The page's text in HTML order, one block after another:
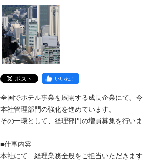
ポスト いいね！
全国でホテル事業を展開する成長企業にて、
本社管理部門の強化を進めています。
その一環として、経理部門の増員募集を行いま
■仕事内容
本社にて、経理業務全般をご担当いただきます